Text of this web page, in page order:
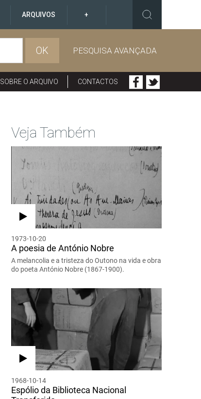
ARQUIVOS +
OK PESQUISA AVANÇADA
SOBRE O ARQUIVO CONTACTOS
Veja Também
1973-10-20
A poesia de António Nobre
A melancolia e a tristeza do Outono na vida e obra
do poeta António Nobre (1867-1900).
1968-10-14
Espólio da Biblioteca Nacional